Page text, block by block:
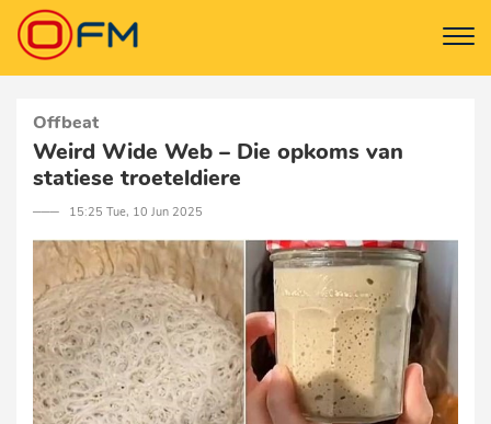
Offbeat
Weird Wide Web – Die opkoms van
statiese troeteldiere
─── 15:25 Tue, 10 Jun 2025